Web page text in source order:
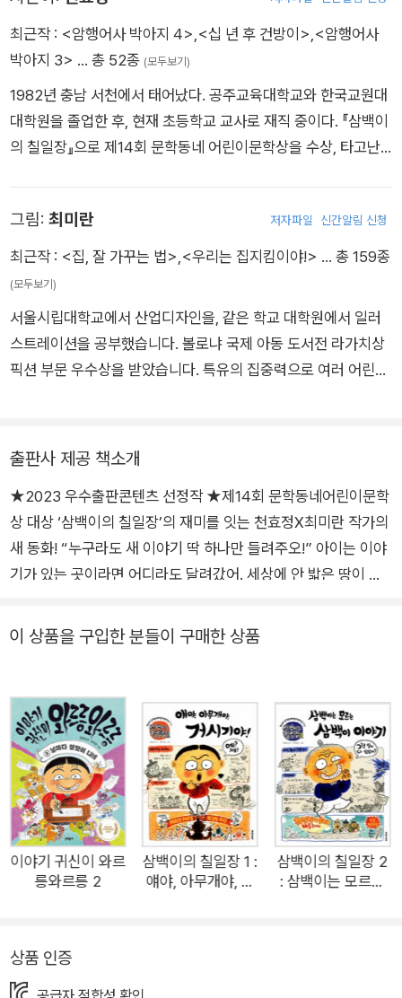
몰라보게 웃기고 통찰 있는 새 이야기로 만들어 버리는 아이의 입
담을 좇다 보면 절로 고개가 끄덕여지고 무릎을 치게 된다.
여섯 이야기의 재미는 물론, 각 귀신의 개성을 보여 주는 만화 형
식의 도입과 독자에게 말을 건네는 덤 이야기들까지, 두 권의 책
도 더없이 완벽한 호흡을 이룬다.
최근작 : <암행어사 박아지 4> <십 년 후 건방이> <암행어사
박아지 3> … 총 52종 (모두보기)
1982년 충남 서천에서 태어났다. 공주교육대학교와 한국교원대
대학원을 졸업한 후, 현재 초등학교 교사로 재직 중이다. 『삼백이
의 칠일장』으로 제14회 문학동네 어린이문학상을 수상, 타고난
2회 스토리킹 수상작으로 선정되면서 큰 주목을 받았다. 이후
「건방이의 건방진 수련기」 시즌1(전 5권)에 이어 시즌2(전 5권)
「건방이의 초강력 수련기」가 출간되었다. 그동안 「암행어사 박아
등을 썼다.
그림: 최미란 저자파일 신간알림 신청
최근작 : <집, 잘 가꾸는 법> <우리는 집지킴이야!> … 총 159종
(모두보기)
서울시립대학교에서 산업디자인을, 같은 학교 대학원에서 일러
스트레이션을 공부했습니다. 볼로냐 국제 아동 도서전 라가치상
픽션 부문 우수상을 받았습니다. 특유의 집중력으로 여러 어린이
왕 오진구≫, ≪귀신 학교≫, ≪백점 백곰≫, ≪기기묘묘 고물 자
≪무적 말숙≫, ≪슈퍼 히어로의 똥 닦는 법≫, ≪겁보 만보≫ 등
이 쓰고 그린 책으로는 ≪집, 잘 가꾸는 법≫, ≪우리는 집지킴이
야!≫가 있습니다.
출판사 제공 책소개
★2023 우수출판콘텐츠 선정작 ★제14회 문학동네어린이문학
상 대상 ‘삼백이의 칠일장’의 재미를 잇는 천효정X최미란 작가의
새 동화! “누구라도 새 이야기 딱 하나만 들려주오!” 아이는 이야
기가 있는 곳이라면 어디라도 달려갔어. 세상에 안 밟은 땅이 없
못 열어 봤거든. 혹시 알아? 거기서 이야기 귀신들이라도 쏟아져
부활”이라는 극찬과 함께 제14회 문학동네어린이문학상 대상을
수상한 ‘삼백이의 칠일장’은 수많은 어린이들에게 읽기의 재미를
알려 주었다는 입소문으로 10년째 변함없이 큰 사랑을 받고 있
다. 어린이들이 읽고 싶은 책을 직접 투표하는 어린이도서연구회
‘동화동무씨동무’에 2회 연속 선정되기도 했다. 이름 없이 삼백
년을 산 아이에 이어 이번에는 이야기 좋아하는 아이가 주인공이
다. 『이야기 귀신이 와르릉와르릉』은 먹고 자는 것보다 이야기 듣
기를 좋아해 온종일 새 이야기만 찾아다니던 아이가 영감의 이야
리에 한가득 모아 둔다는 옛이야기 모티프에서 시작하여 그 속에
억울하게 갇힌 이야기 귀신들의 한을 풀어 준다는 역발상이 신박
이 상품을 구입한 분들이 구매한 상품
이야기 귀신이 와르
릉와르릉 2
삼백이의 칠일장 1 :
얘야, 아무개야, 거
삼백이의 칠일장 2
: 삼백이는 모르는
상품 인증